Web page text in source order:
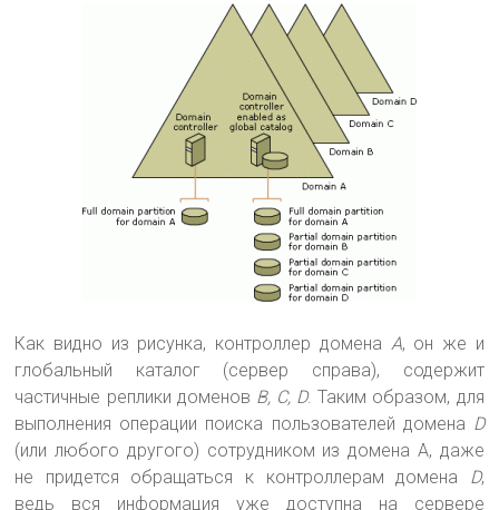
Как видно из рисунка, контроллер домена А, он же и
глобальный каталог (сервер справа), содержит
частичные реплики доменов B, C, D. Таким образом, для
выполнения операции поиска пользователей домена D
(или любого другого) сотрудником из домена A, даже
не придется обращаться к контроллерам домена D,
ведь вся информация уже доступна на сервере